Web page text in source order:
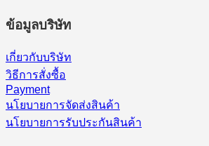
ข้อมูลบริษัท
เกี่ยวกับบริษัท
วิธีการสั่งซื้อ
Payment
นโยบายการจัดส่งสินค้า
นโยบายการรับประกันสินค้า